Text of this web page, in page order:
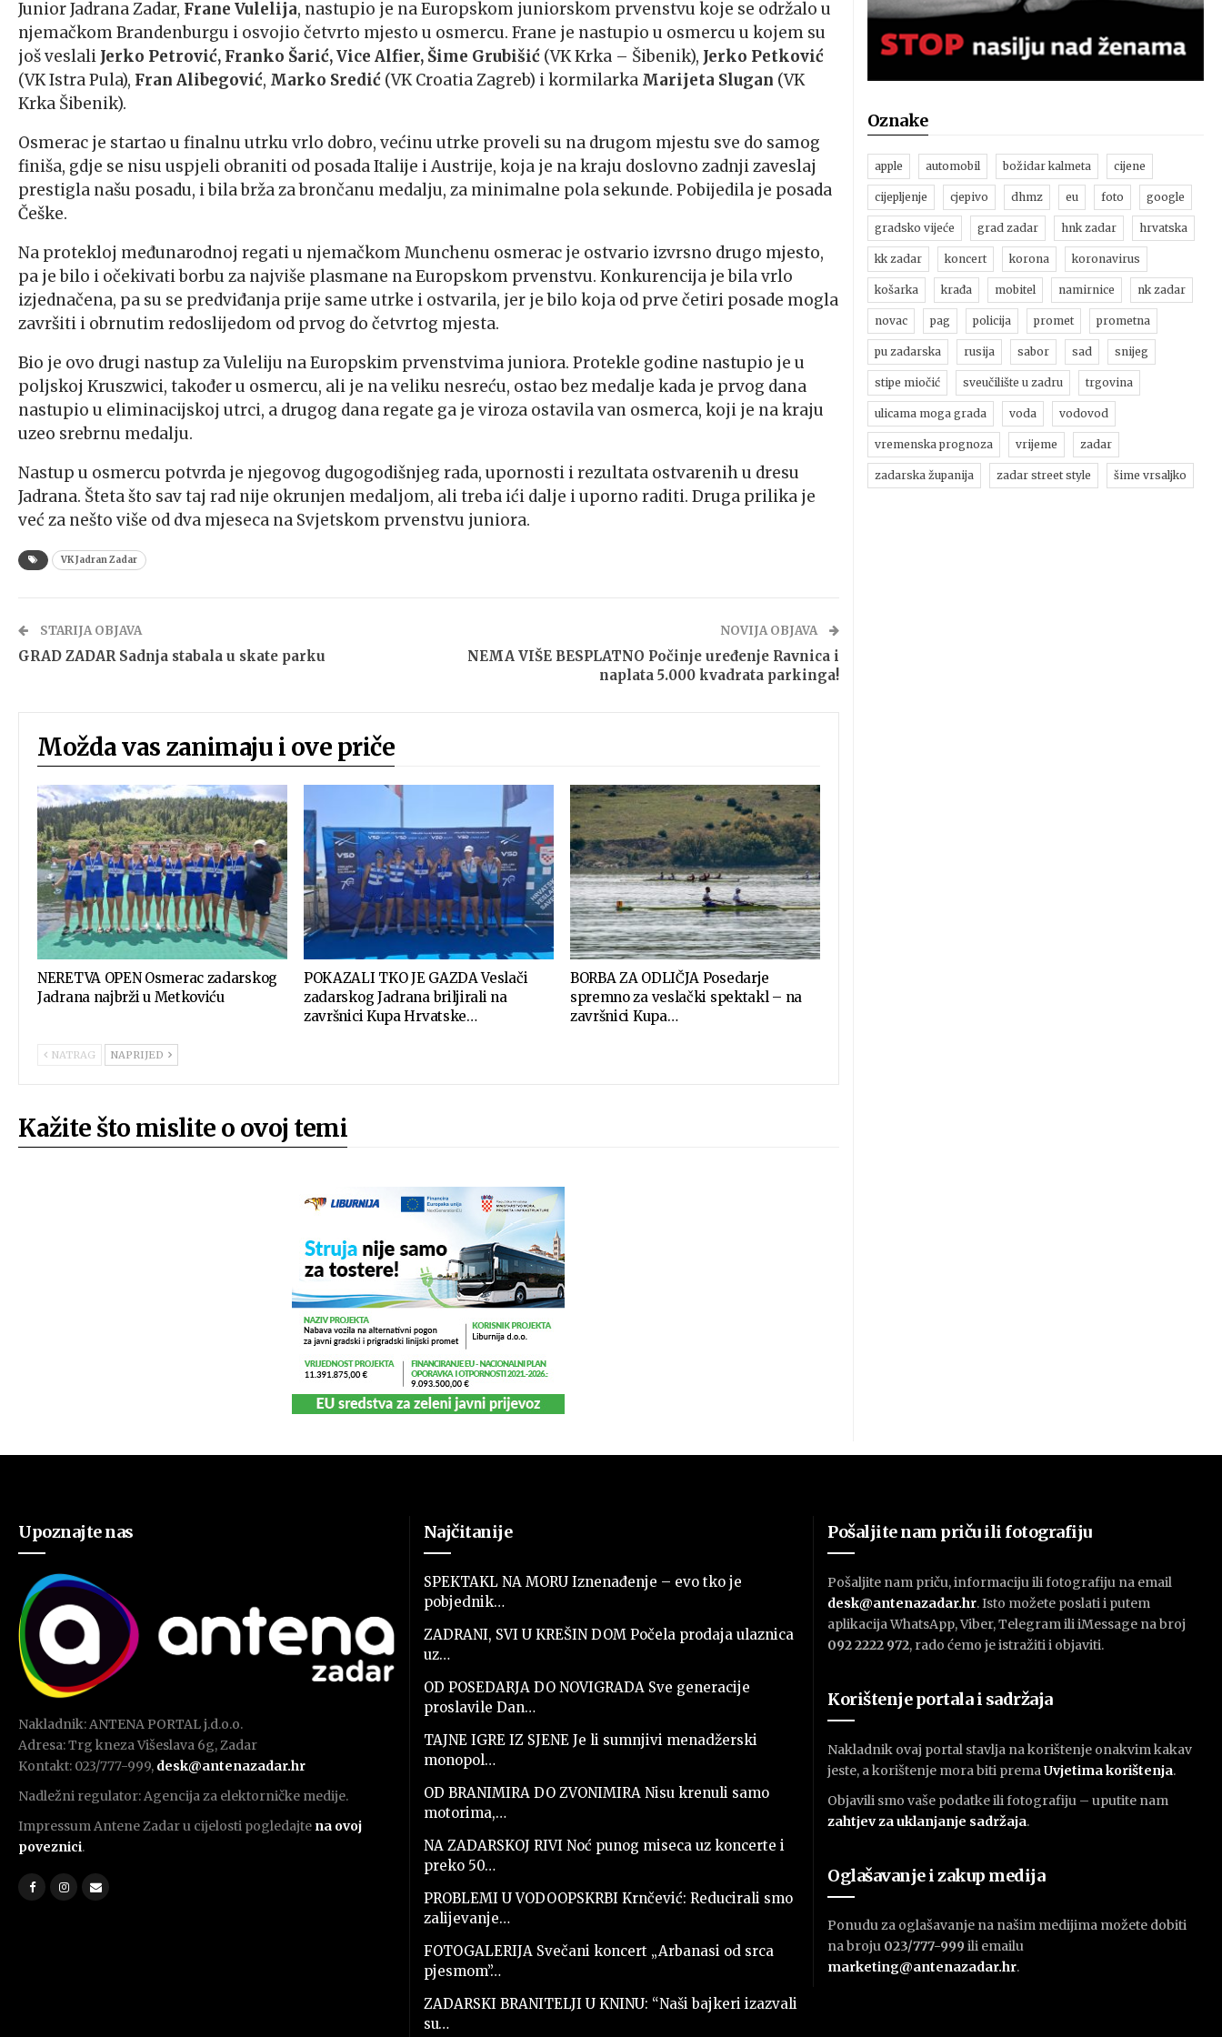
Junior Jadrana Zadar, Frane Vulelija, nastupio je na Europskom juniorskom prvenstvu koje se održalo u
njemačkom Brandenburgu i osvojio četvrto mjesto u osmercu. Frane je nastupio u osmercu u kojem su
još veslali Jerko Petrović, Franko Šarić, Vice Alfier, Šime Grubišić (VK Krka – Šibenik), Jerko Petković
(VK Istra Pula), Fran Alibegović, Marko Sredić (VK Croatia Zagreb) i kormilarka Marijeta Slugan (VK
Krka Šibenik).
Osmerac je startao u finalnu utrku vrlo dobro, većinu utrke proveli su na drugom mjestu sve do samog
finiša, gdje se nisu uspjeli obraniti od posada Italije i Austrije, koja je na kraju doslovno zadnji zaveslaj
prestigla našu posadu, i bila brža za brončanu medalju, za minimalne pola sekunde. Pobijedila je posada
Češke.
Na protekloj međunarodnoj regati u njemačkom Munchenu osmerac je ostvario izvrsno drugo mjesto,
pa je bilo i očekivati borbu za najviše plasmane na Europskom prvenstvu. Konkurencija je bila vrlo
izjednačena, pa su se predviđanja prije same utrke i ostvarila, jer je bilo koja od prve četiri posade mogla
završiti i obrnutim redoslijedom od prvog do četvrtog mjesta.
Bio je ovo drugi nastup za Vuleliju na Europskim prvenstvima juniora. Protekle godine nastupio je u
poljskoj Kruszwici, također u osmercu, ali je na veliku nesreću, ostao bez medalje kada je prvog dana
nastupio u eliminacijskoj utrci, a drugog dana regate ga je viroza ostavila van osmerca, koji je na kraju
uzeo srebrnu medalju.
Nastup u osmercu potvrda je njegovog dugogodišnjeg rada, upornosti i rezultata ostvarenih u dresu
Jadrana. Šteta što sav taj rad nije okrunjen medaljom, ali treba ići dalje i uporno raditi. Druga prilika je
već za nešto više od dva mjeseca na Svjetskom prvenstvu juniora.
VK Jadran Zadar
STARIJA OBJAVA
GRAD ZADAR Sadnja stabala u skate parku
NOVIJA OBJAVA
NEMA VIŠE BESPLATNO Počinje uređenje Ravnica i
naplata 5.000 kvadrata parkinga!
Možda vas zanimaju i ove priče
NERETVA OPEN Osmerac zadarskog
Jadrana najbrži u Metkoviću
POKAZALI TKO JE GAZDA Veslači
zadarskog Jadrana briljirali na
završnici Kupa Hrvatske…
BORBA ZA ODLIČJA Posedarje
spremno za veslački spektakl – na
završnici Kupa…
NATRAG NAPRIJED
Kažite što mislite o ovoj temi
Oznake
apple automobil božidar kalmeta cijene
cijepljenje cjepivo dhmz eu foto google
gradsko vijeće grad zadar hnk zadar hrvatska
kk zadar koncert korona koronavirus
košarka krađa mobitel namirnice nk zadar
novac pag policija promet prometna
pu zadarska rusija sabor sad snijeg
stipe miočić sveučilište u zadru trgovina
ulicama moga grada voda vodovod
vremenska prognoza vrijeme zadar
zadarska županija zadar street style šime vrsaljko
Upoznajte nas
Nakladnik: ANTENA PORTAL j.d.o.o.
Adresa: Trg kneza Višeslava 6g, Zadar
Kontakt: 023/777-999, desk@antenazadar.hr
Nadležni regulator: Agencija za elektorničke medije.
Impressum Antene Zadar u cijelosti pogledajte na ovoj
poveznici.
Najčitanije
SPEKTAKL NA MORU Iznenađenje – evo tko je
pobjednik…
ZADRANI, SVI U KREŠIN DOM Počela prodaja ulaznica
uz…
OD POSEDARJA DO NOVIGRADA Sve generacije
proslavile Dan…
TAJNE IGRE IZ SJENE Je li sumnjivi menadžerski
monopol…
OD BRANIMIRA DO ZVONIMIRA Nisu krenuli samo
motorima,…
NA ZADARSKOJ RIVI Noć punog miseca uz koncerte i
preko 50…
PROBLEMI U VODOOPSKRBI Krnčević: Reducirali smo
zalijevanje…
FOTOGALERIJA Svečani koncert „Arbanasi od srca
pjesmom”…
ZADARSKI BRANITELJI U KNINU: “Naši bajkeri izazvali
su…
Pošaljite nam priču ili fotografiju
Pošaljite nam priču, informaciju ili fotografiju na email
desk@antenazadar.hr. Isto možete poslati i putem
aplikacija WhatsApp, Viber, Telegram ili iMessage na broj
092 2222 972, rado ćemo je istražiti i objaviti.
Korištenje portala i sadržaja
Nakladnik ovaj portal stavlja na korištenje onakvim kakav
jeste, a korištenje mora biti premaUvjetima korištenja.
Objavili smo vaše podatke ili fotografiju – uputite nam
zahtjev za uklanjanje sadržaja.
Oglašavanje i zakup medija
Ponudu za oglašavanje na našim medijima možete dobiti
na broju 023/777-999 ili emailu
marketing@antenazadar.hr.